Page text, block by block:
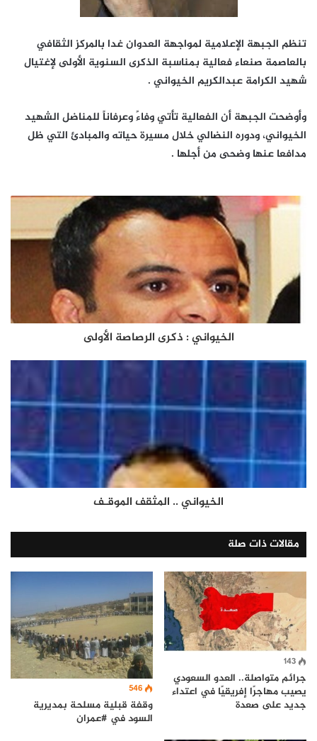
تنظم الجبهة الإعلامية لمواجهة العدوان غدا بالمركز الثقافي
بالعاصمة صنعاء فعالية بمناسبة الذكرى السنوية الأولى لإغتيال
شهيد الكرامة عبدالكريم الخيواني .
وأوضحت الجبهة أن الفعالية تأتي وفاءً وعرفاناً للمناضل الشهيد
الخيواني، ودوره النضالي خلال مسيرة حياته والمبادئ التي ظل
مدافعا عنها وضحى من أجلها .
الخيواني : ذكرى الرصاصة الأولى
الخيواني .. المثقف الموقـف
مقالات ذات صلة
143
جرائم متواصلة.. العدو السعودي
يصيب مهاجرًا إفريقيًا في اعتداء
جديد على صعدة
546
وقفة قبلية مسلحة بمديرية
السود في #عمران